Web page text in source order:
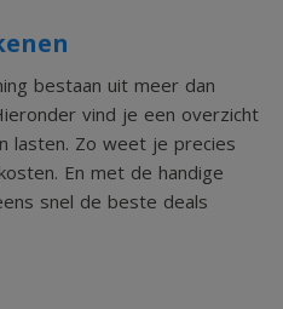
bestaan uit meer dan
vind je een overzicht
lasten. Zo weet je precies
En met de handige
snel de beste deals